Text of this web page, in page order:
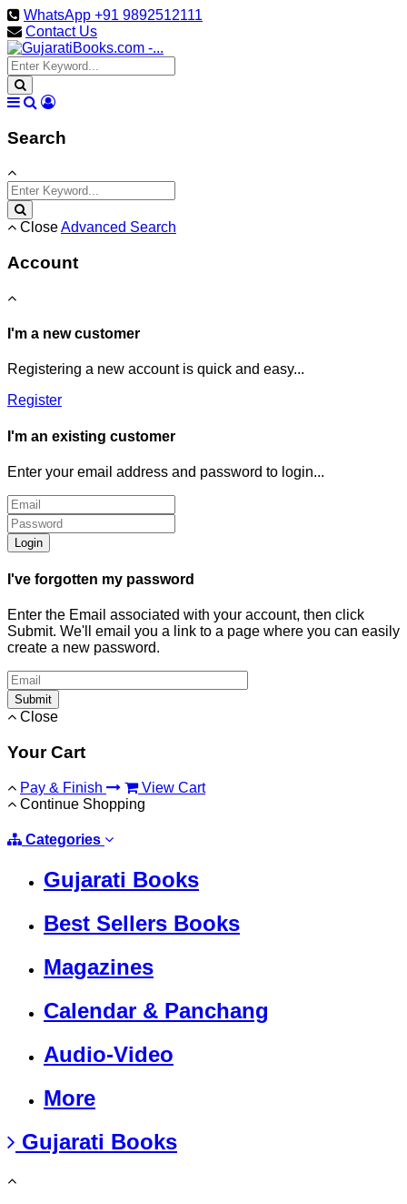
WhatsApp +91 9892512111
Contact Us
Search
CloseAdvanced Search
Account
I'm a new customer
Registering a new account is quick and easy...
Register
I'm an existing customer
Enter your email address and password to login...
Login
I've forgotten my password
Enter the Email associated with your account, then click
Submit. We'll email you a link to a page where you can easily
create a new password.
Submit
Close
Your Cart
Pay & Finish
View Cart
Continue Shopping
Categories
Gujarati Books
Best Sellers Books
Magazines
Calendar & Panchang
Audio-Video
More
Gujarati Books